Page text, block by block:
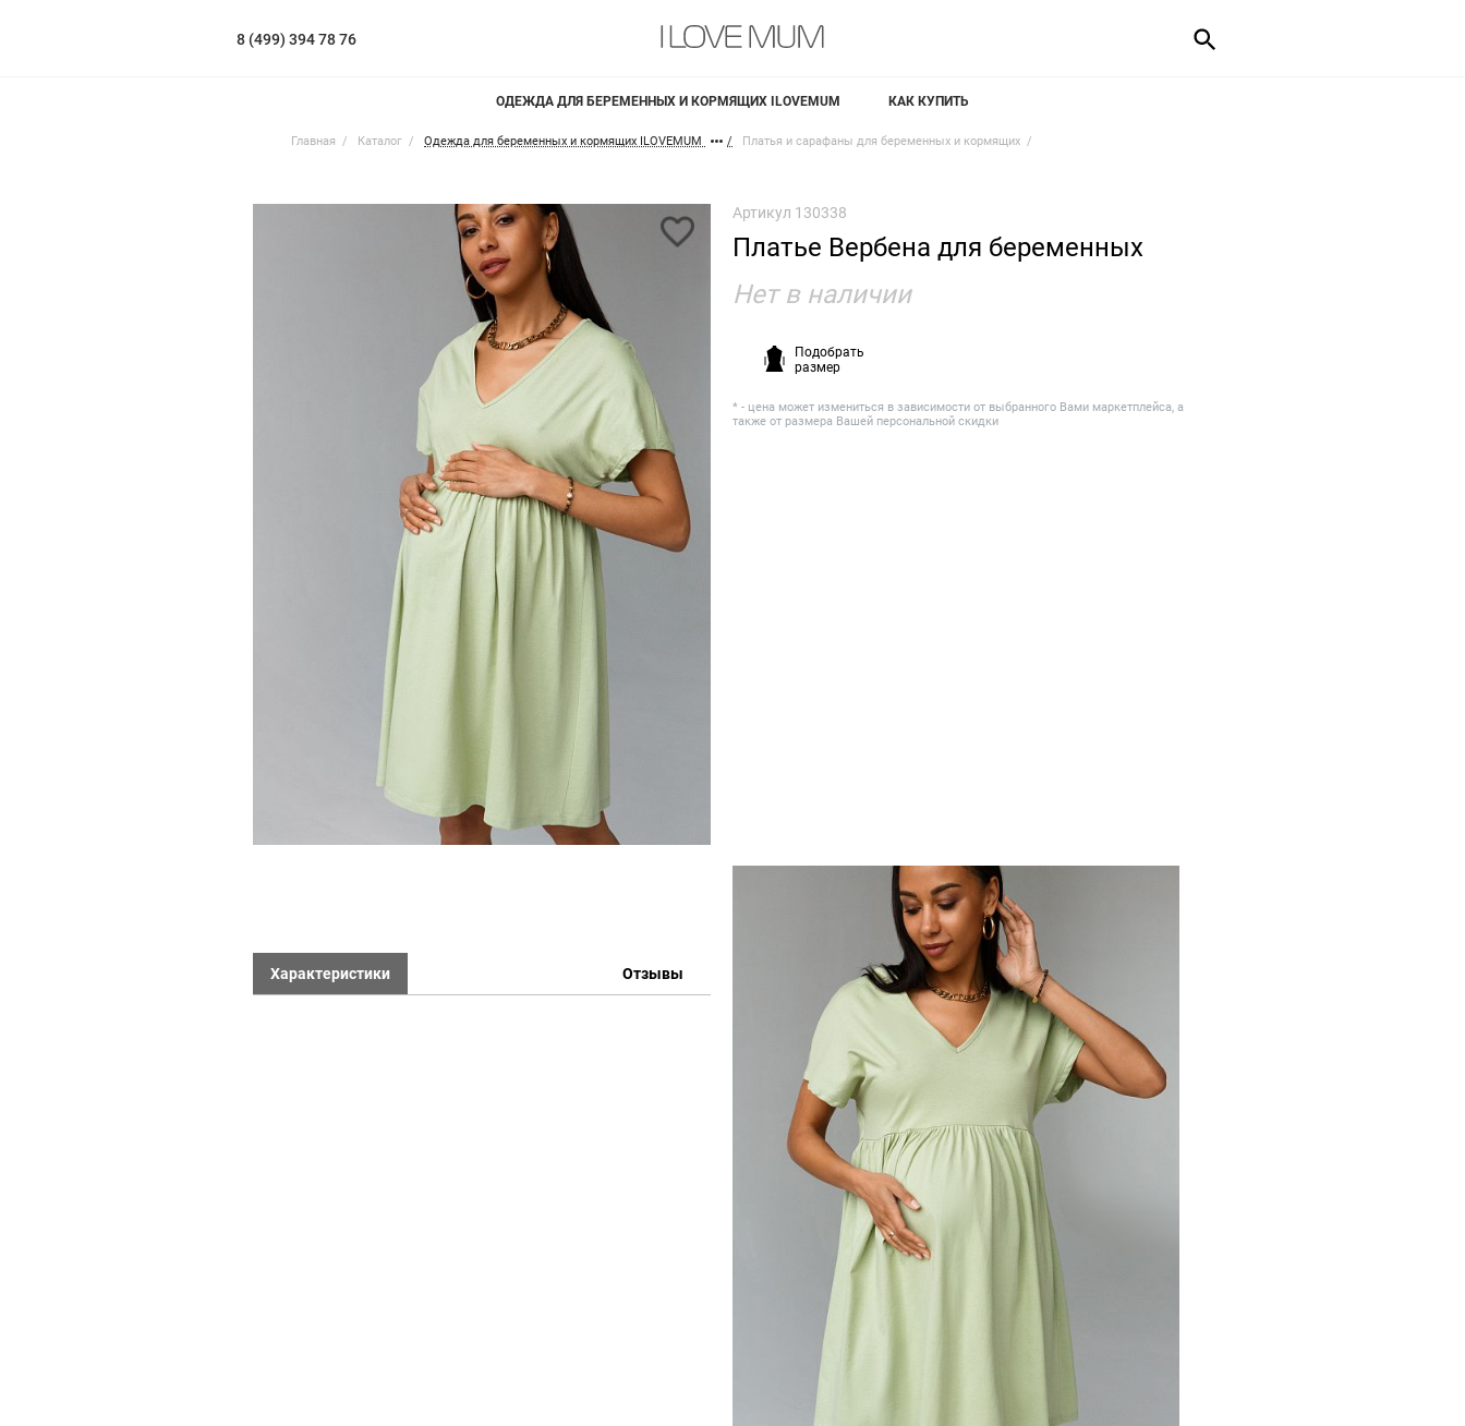
8 (499) 394 78 76
ОДЕЖДА ДЛЯ БЕРЕМЕННЫХ И КОРМЯЩИХ ILOVEMUM КАК КУПИТЬ
Главная Каталог Одежда для беременных и кормящих ILOVEMUM Платья и сарафаны для беременных и кормящих
Артикул 130338
Платье Вербена для беременных
Нет в наличии
Подобрать
размер
* - цена может измениться в зависимости от выбранного Вами маркетплейса, а
также от размера Вашей персональной скидки
Характеристики Отзывы